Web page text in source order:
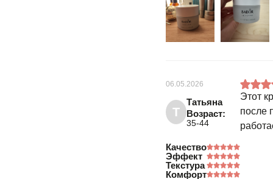
06.05.2026
Т
Татьяна
Возраст:
35-44
Качество
Эффект
Текстура
Комфорт
Этот
после